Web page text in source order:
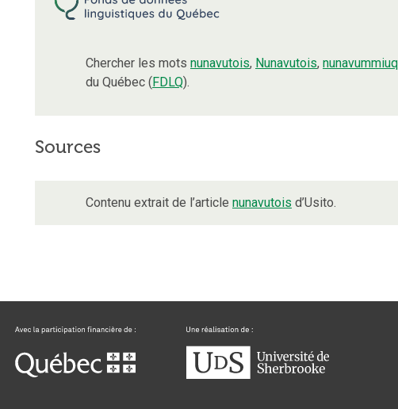
Chercher les mots nunavutois, Nunavutois, nunavummiuq
du Québec (FDLQ).
Sources
Contenu extrait de l’article nunavutois d’Usito.